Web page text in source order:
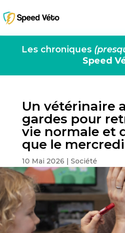
Les chroniques
Speed
Un vétérinaire
gardes pour
vie normale et
que le
10 Mai 2026 | Société